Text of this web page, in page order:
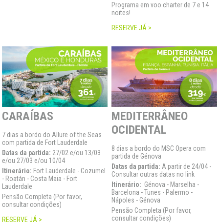
Programa em voo charter de 7 e 14
noites!
RESERVE JÁ >
CARAÍBAS
7 dias a bordo do Allure of the Seas
com partida de Fort Lauderdale
Datas da partida: 27/02 e/ou 13/03
e/ou 27/03 e/ou 10/04
Itinerário: Fort Lauderdale - Cozumel
- Roatán - Costa Maia - Fort
Lauderdale
Pensão Completa (Por favor,
consultar condições)
RESERVE JÁ >
MEDITERRÂNEO
OCIDENTAL
8 dias a bordo do MSC Opera com
partida de Génova
Datas da partida: A partir de 24/04 -
Consultar outras datas no link
Itinerário: Génova - Marselha -
Barcelona - Tunes - Palermo -
Nápoles - Génova
Pensão Completa (Por favor,
consultar condições)